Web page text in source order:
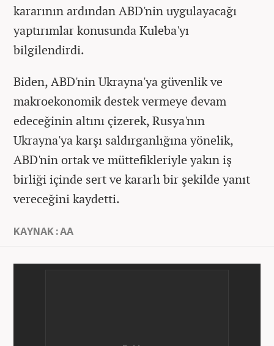
kararının ardından ABD'nin uygulayacağı
yaptırımlar konusunda Kuleba'yı
bilgilendirdi.
Biden, ABD'nin Ukrayna'ya güvenlik ve
makroekonomik destek vermeye devam
edeceğinin altını çizerek, Rusya'nın
Ukrayna'ya karşı saldırganlığına yönelik,
ABD'nin ortak ve müttefikleriyle yakın iş
birliği içinde sert ve kararlı bir şekilde yanıt
vereceğini kaydetti.
KAYNAK : AA